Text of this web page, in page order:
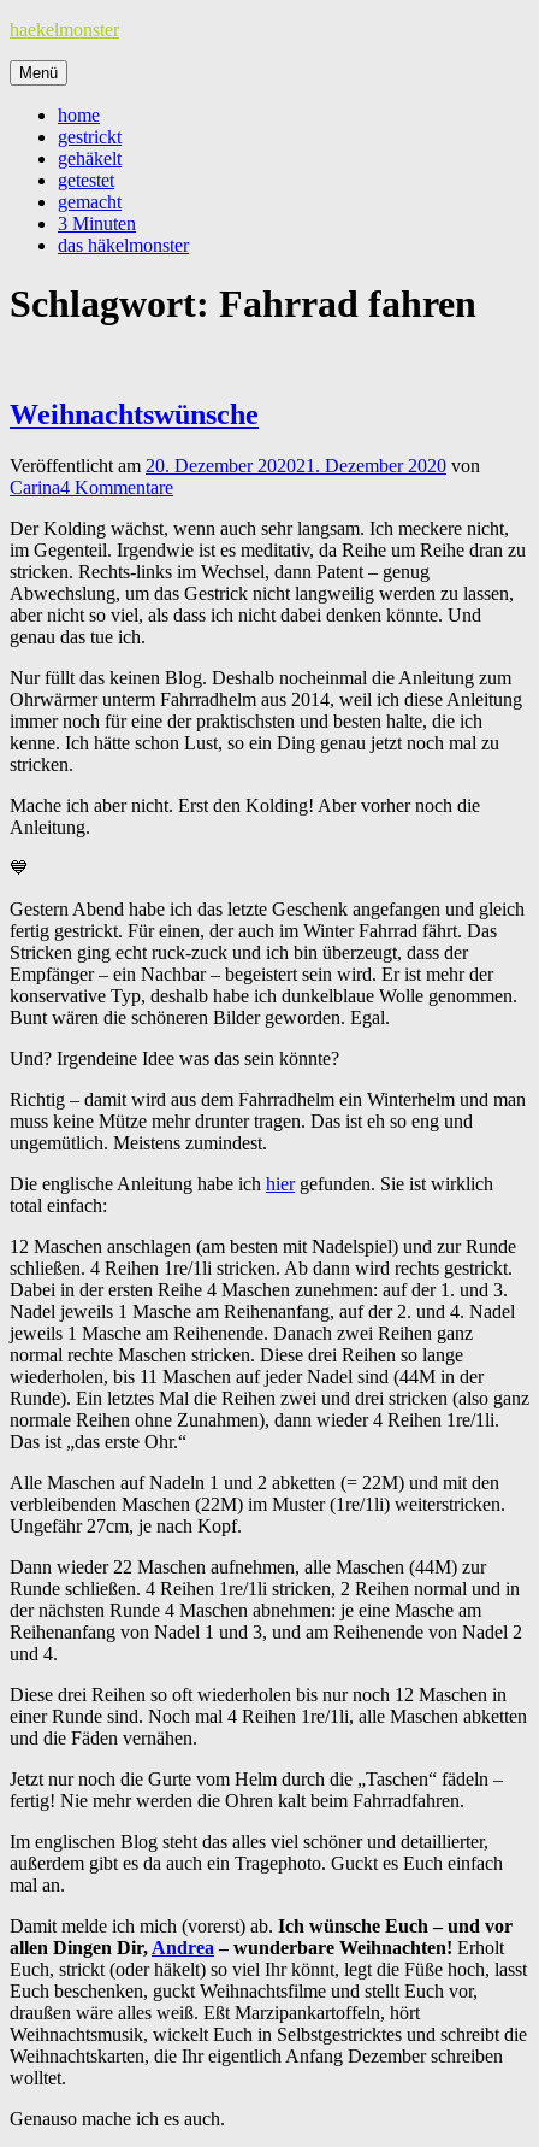
Zum
springen
haekelmonster
Menü
home
gestrickt
gehäkelt
getestet
gemacht
3 Minuten
das häkelmonster
Schlagwort: Fahrrad fahren
Weihnachtswünsche
Veröffentlicht am 20. Dezember 202021. Dezember 2020 von
Carina4 Kommentare
Der Kolding wächst, wenn auch sehr langsam. Ich meckere nicht,
im Gegenteil. Irgendwie ist es meditativ, da Reihe um Reihe dran zu
stricken. Rechts-links im Wechsel, dann Patent – genug
Abwechslung, um das Gestrick nicht langweilig werden zu lassen,
aber nicht so viel, als dass ich nicht dabei denken könnte. Und
genau das tue ich.
Nur füllt das keinen Blog. Deshalb nocheinmal die Anleitung zum
Ohrwärmer unterm Fahrradhelm aus 2014, weil ich diese Anleitung
immer noch für eine der praktischsten und besten halte, die ich
kenne. Ich hätte schon Lust, so ein Ding genau jetzt noch mal zu
stricken.
Mache ich aber nicht. Erst den Kolding! Aber vorher noch die
Anleitung.
💙
Gestern Abend habe ich das letzte Geschenk angefangen und gleich
fertig gestrickt. Für einen, der auch im Winter Fahrrad fährt. Das
Stricken ging echt ruck-zuck und ich bin überzeugt, dass der
Empfänger – ein Nachbar – begeistert sein wird. Er ist mehr der
konservative Typ, deshalb habe ich dunkelblaue Wolle genommen.
Bunt wären die schöneren Bilder geworden. Egal.
Und? Irgendeine Idee was das sein könnte?
Richtig – damit wird aus dem Fahrradhelm ein Winterhelm und man
muss keine Mütze mehr drunter tragen. Das ist eh so eng und
ungemütlich. Meistens zumindest.
Die englische Anleitung habe ich hiergefunden. Sie ist wirklich
total einfach:
12 Maschen anschlagen (am besten mit Nadelspiel) und zur Runde
schließen. 4 Reihen 1re/1li stricken. Ab dann wird rechts gestrickt.
Dabei in der ersten Reihe 4 Maschen zunehmen: auf der 1. und 3.
Nadel jeweils 1 Masche am Reihenanfang, auf der 2. und 4. Nadel
jeweils 1 Masche am Reihenende. Danach zwei Reihen ganz
normal rechte Maschen stricken. Diese drei Reihen so lange
wiederholen, bis 11 Maschen auf jeder Nadel sind (44M in der
Runde). Ein letztes Mal die Reihen zwei und drei stricken (also ganz
normale Reihen ohne Zunahmen), dann wieder 4 Reihen 1re/1li.
Das ist „das erste Ohr.“
Alle Maschen auf Nadeln 1 und 2 abketten (= 22M) und mit den
verbleibenden Maschen (22M) im Muster (1re/1li) weiterstricken.
Ungefähr 27cm, je nach Kopf.
Dann wieder 22 Maschen aufnehmen, alle Maschen (44M) zur
Runde schließen. 4 Reihen 1re/1li stricken, 2 Reihen normal und in
der nächsten Runde 4 Maschen abnehmen: je eine Masche am
Reihenanfang von Nadel 1 und 3, und am Reihenende von Nadel 2
und 4.
Diese drei Reihen so oft wiederholen bis nur noch 12 Maschen in
einer Runde sind. Noch mal 4 Reihen 1re/1li, alle Maschen abketten
und die Fäden vernähen.
Jetzt nur noch die Gurte vom Helm durch die „Taschen“ fädeln –
fertig! Nie mehr werden die Ohren kalt beim Fahrradfahren.
Im englischen Blog steht das alles viel schöner und detaillierter,
außerdem gibt es da auch ein Tragephoto. Guckt es Euch einfach
mal an.
Damit melde ich mich (vorerst) ab. Ich wünsche Euch – und vor
allen Dingen Dir, Andrea – wunderbare Weihnachten! Erholt
Euch, strickt (oder häkelt) so viel Ihr könnt, legt die Füße hoch, lasst
Euch beschenken, guckt Weihnachtsfilme und stellt Euch vor,
draußen wäre alles weiß. Eßt Marzipankartoffeln, hört
Weihnachtsmusik, wickelt Euch in Selbstgestricktes und schreibt die
Weihnachtskarten, die Ihr eigentlich Anfang Dezember schreiben
wolltet.
Genauso mache ich es auch.